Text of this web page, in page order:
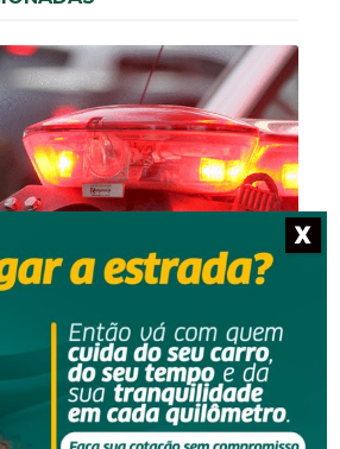
descumprir medida protetiva
X